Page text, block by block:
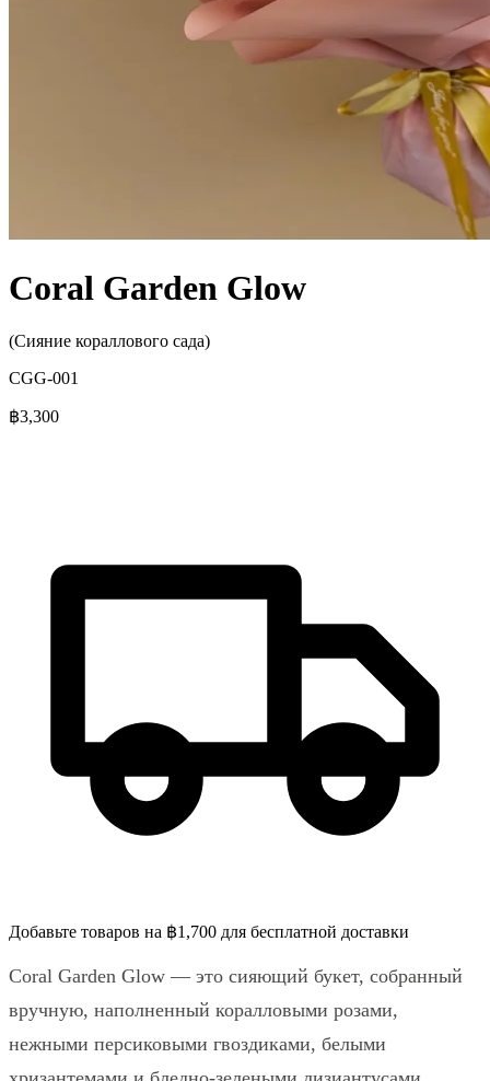
Coral Garden Glow
(Сияние кораллового сада)
CGG-001
฿3,300
Добавьте товаров на ฿1,700 для бесплатной доставки
Coral Garden Glow — это сияющий букет, собранный
вручную, наполненный коралловыми розами,
нежными персиковыми гвоздиками, белыми